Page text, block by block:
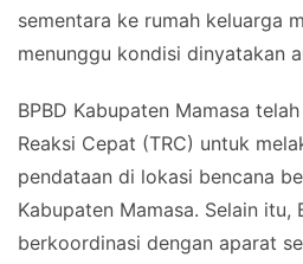
sementara ke rumah keluarga
menunggu kondisi dinyatakan
BPBD Kabupaten Mamasa
Reaksi Cepat (TRC) untuk
pendataan di lokasi bencana
Kabupaten Mamasa. Selain itu,
berkoordinasi dengan aparat